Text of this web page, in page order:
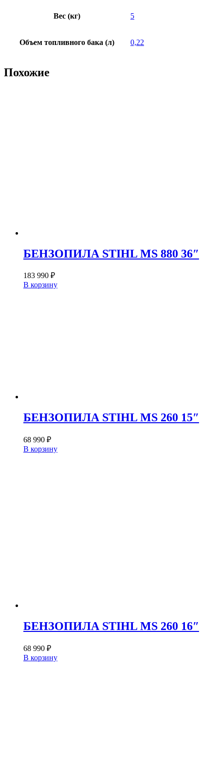
Вес (кг) 5
Объем топливного бака (л) 0,22
Похожие
БЕНЗОПИЛА STIHL MS 880 36″
183 990 ₽
В корзину
БЕНЗОПИЛА STIHL MS 260 15″
68 990 ₽
В корзину
БЕНЗОПИЛА STIHL MS 260 16″
68 990 ₽
В корзину